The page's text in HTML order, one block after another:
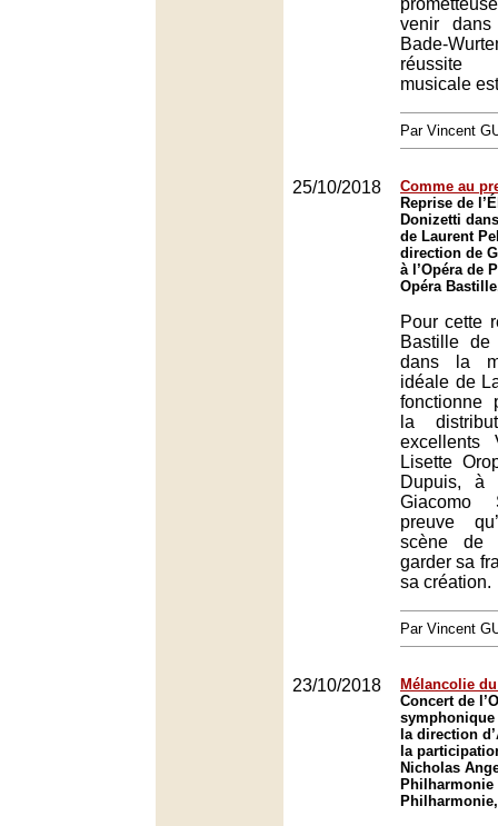
venir
Bade-
réussite
musicale
Par Vincent
25/10/2018
Comme au
Reprise de
Donizetti
de Laurent
direction de
à l’Opéra de
Opéra
Pour cette
Bastille de
dans la
idéale de
fonctionne
la
excellents
Lisette
Dupuis, à
Giacomo
preuve
scène de
garder sa
sa création.
Par Vincent
23/10/2018
Mélancolie
Concert de
la direction
la
Nicholas
Philharmonie